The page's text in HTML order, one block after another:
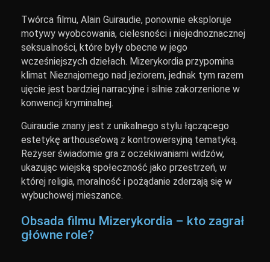
Twórca filmu, Alain Guiraudie, ponownie eksploruje
motywy wyobcowania, cielesności i niejednoznacznej
seksualności, które były obecne w jego
wcześniejszych dziełach. Mizerykordia przypomina
klimat Nieznajomego nad jeziorem, jednak tym razem
ujęcie jest bardziej narracyjne i silnie zakorzenione w
konwencji kryminalnej.
Guiraudie znany jest z unikalnego stylu łączącego
estetykę arthouse’ową z kontrowersyjną tematyką.
Reżyser świadomie gra z oczekiwaniami widzów,
ukazując wiejską społeczność jako przestrzeń, w
której religia, moralność i pożądanie zderzają się w
wybuchowej mieszance.
Obsada filmu Mizerykordia – kto zagrał
główne role?